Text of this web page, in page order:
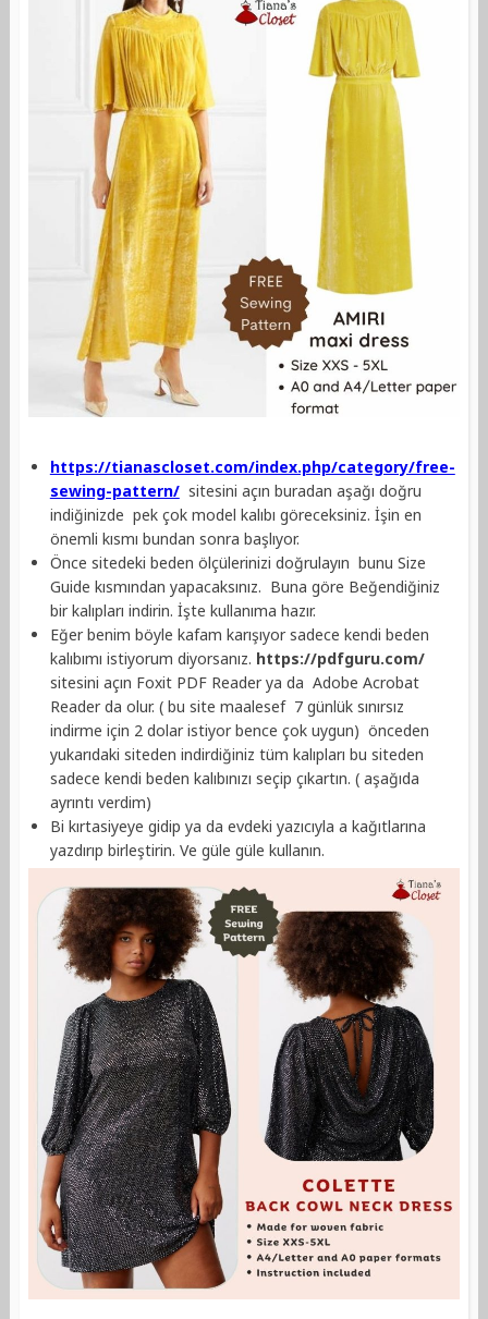
https://tianascloset.com/index.php/category/free-
sewing-pattern/ sitesini açın buradan aşağı doğru
indiğinizde pek çok model kalıbı göreceksiniz. İşin en
önemli kısmı bundan sonra başlıyor.
Önce sitedeki beden ölçülerinizi doğrulayın bunu Size
Guide kısmından yapacaksınız. Buna göre Beğendiğiniz
bir kalıpları indirin. İşte kullanıma hazır.
Eğer benim böyle kafam karışıyor sadece kendi beden
kalıbımı istiyorum diyorsanız. https://pdfguru.com/
sitesini açın Foxit PDF Reader ya da Adobe Acrobat
Reader da olur. ( bu site maalesef 7 günlük sınırsız
indirme için 2 dolar istiyor bence çok uygun) önceden
yukarıdaki siteden indirdiğiniz tüm kalıpları bu siteden
sadece kendi beden kalıbınızı seçip çıkartın. ( aşağıda
ayrıntı verdim)
Bi kırtasiyeye gidip ya da evdeki yazıcıyla a kağıtlarına
yazdırıp birleştirin. Ve güle güle kullanın.